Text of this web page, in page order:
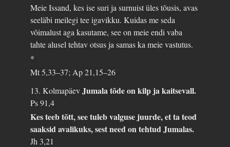
Meie Issand, kes ise suri ja surnuist üles tõusis, avas
seeläbi meilegi tee igavikku. Kuidas me seda
võimalust aga kasutame, see on meie endi vaba
tahte alusel tehtav otsus ja samas ka meie vastutus.
*
Mt 5,33–37; Ap 21,15–26
13. KolmapäevJumala tõde on kilp ja kaitsevall.
Ps 91,4
Kes teeb tõtt, see tuleb valguse juurde, et ta teod
saaksid avalikuks, sest need on tehtud Jumalas.
Jh 3,21